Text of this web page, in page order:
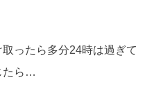
ったら多分24時は過ぎて
たら…